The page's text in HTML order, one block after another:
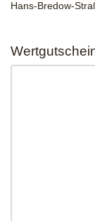
Hans-Bredow-